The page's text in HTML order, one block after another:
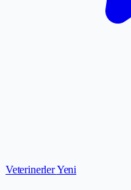
VeterinerlerYeni